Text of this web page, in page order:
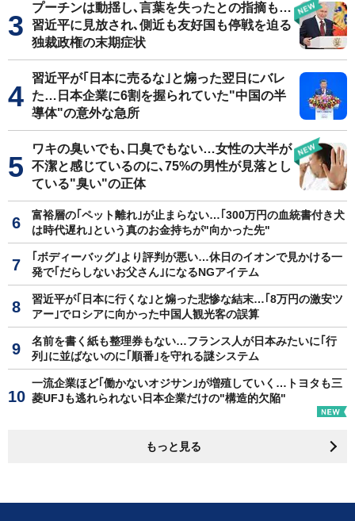
プーチンは動揺し､言葉を失ったとの指摘も…
習近平に見放され､側近も友好国も停戦を迫る
独裁政権の末期症状
習近平が｢日本に売るな｣と煽った翌日にバレ
た…日本企業に6割を握られていた"中国の半
導体"の意外な急所
ワキの臭いでも､口臭でもない…女性の大半が
不潔と感じているのに､75%の男性が見落とし
ている"臭い"の正体
富裕層の｢ペット離れ｣が止まらない…｢300万円の血統書付き犬
は時代遅れ｣という真のお金持ちが"向かった先"
｢ボディーバッグ｣より評判が悪い…休日のイオンで見かける一
発で｢だらしないお父さん｣になるNGアイテム
習近平が｢日本に行くな｣と煽った悲惨な結末…｢8万円の激安ツ
アー｣でロシアに向かった中国人観光客の誤算
名前を書く紙も整理券もない…フランス人が日本みたいに｢行
列｣に並ばないのに｢順番｣を守れる謎システム
一流企業ほど｢働かないオジサン｣が増殖していく…トヨタも三
菱UFJも逃れられない日本企業だけの"構造的欠陥"
もっと見る